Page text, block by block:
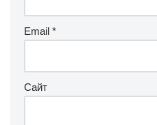
Email *
Сайт